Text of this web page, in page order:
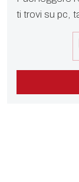
ti trovi su pc,